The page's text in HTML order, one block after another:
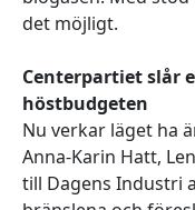
det möjligt.
Centerpartiet slår
höstbudgeten
Nu verkar läget ha
Anna-Karin Hatt,
till Dagens Industri